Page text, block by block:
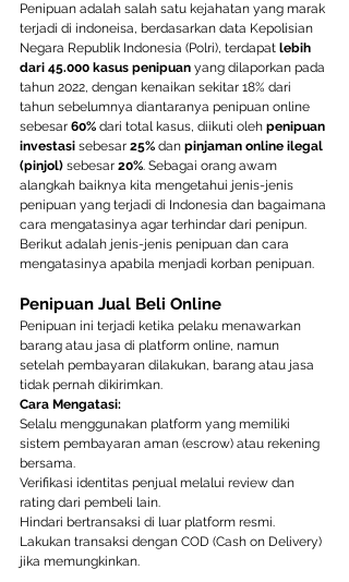
Penipuan adalah salah satu kejahatan yang marak
terjadi di indoneisa, berdasarkan data Kepolisian
Negara Republik Indonesia (Polri), terdapat lebih
dari 45.000 kasus penipuan yang dilaporkan pada
tahun 2022, dengan kenaikan sekitar 18% dari
tahun sebelumnya diantaranya penipuan online
sebesar 60% dari total kasus, diikuti oleh penipuan
investasi sebesar 25% dan pinjaman online ilegal
(pinjol) sebesar 20%. Sebagai orang awam
alangkah baiknya kita mengetahui jenis-jenis
penipuan yang terjadi di Indonesia dan bagaimana
cara mengatasinya agar terhindar dari penipun.
Berikut adalah jenis-jenis penipuan dan cara
mengatasinya apabila menjadi korban penipuan.
Penipuan Jual Beli Online
Penipuan ini terjadi ketika pelaku menawarkan
barang atau jasa di platform online, namun
setelah pembayaran dilakukan, barang atau jasa
tidak pernah dikirimkan.
Cara Mengatasi:
Selalu menggunakan platform yang memiliki
sistem pembayaran aman (escrow) atau rekening
bersama.
Verifikasi identitas penjual melalui review dan
rating dari pembeli lain.
Hindari bertransaksi di luar platform resmi.
Lakukan transaksi dengan COD (Cash on Delivery)
jika memungkinkan.